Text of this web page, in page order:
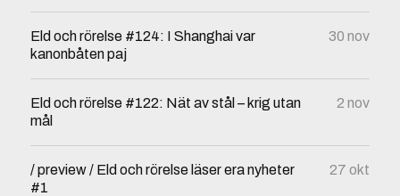
Eld och rörelse #124: I Shanghai var
kanonbåten paj
30 nov
Eld och rörelse #122: Nät av stål – krig utan
mål
2 nov
/ preview / Eld och rörelse läser era nyheter
#1
27 okt